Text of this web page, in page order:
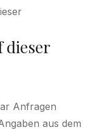
dieser
Anfragen
aus dem